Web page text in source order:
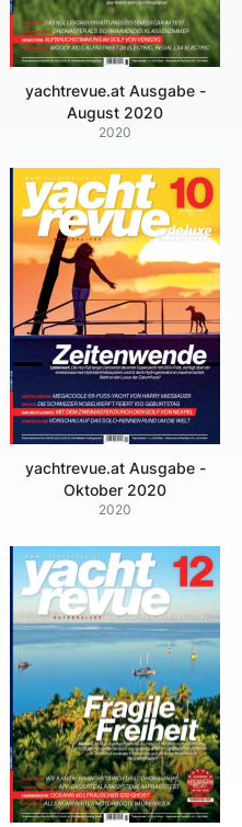
yachtrevue.at Ausgabe -
August 2020
2020
yachtrevue.at Ausgabe -
Oktober 2020
2020